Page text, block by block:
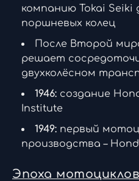
компанию Tokai Seiki
поршневых колец
После Второй
решает
двухколёсном
1946: создание
Institute
1949: первый
производства –
Эпоха мотоциклов